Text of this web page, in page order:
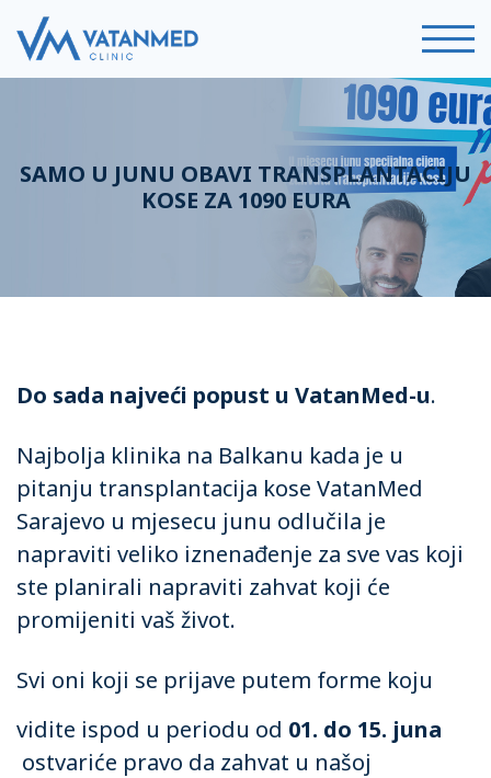
SAMO U JUNU OBAVI TRANSPLANTACIJU
KOSE ZA 1090 EURA
Do sada najveći popust u VatanMed-u.
Najbolja klinika na Balkanu kada je u
pitanju transplantacija kose VatanMed
Sarajevo u mjesecu junu odlučila je
napraviti veliko iznenađenje za sve vas koji
ste planirali napraviti zahvat koji će
promijeniti vaš život.
Svi oni koji se prijave putem forme koju
vidite ispod u periodu od 01. do 15. juna
ostvariće pravo da zahvat u našoj